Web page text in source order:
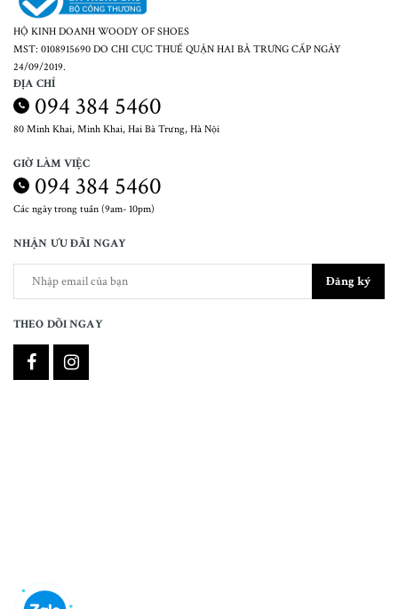
HỘ KINH DOANH WOODY OF SHOES
MST: 0108915690 DO CHI CỤC THUẾ QUẬN HAI BÀ TRƯNG CẤP NGÀY
24/09/2019.
ĐỊA CHỈ
094 384 5460
80 Minh Khai, Minh Khai, Hai Bà Trưng, Hà Nội
GIỜ LÀM VIỆC
094 384 5460
Các ngày trong tuần (9am- 10pm)
NHẬN ƯU ĐÃI NGAY
Đăng ký
THEO DÕI NGAY